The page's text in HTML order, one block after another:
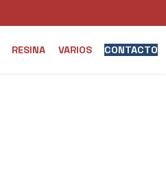
RESINA VARIOS CONTACTO